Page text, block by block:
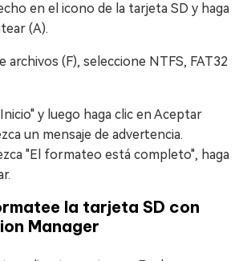
en el icono de la tarjeta SD y haga
(A).
archivos (F), seleccione NTFS, FAT32
y luego haga clic en Aceptar
un mensaje de advertencia.
"El formateo está completo", haga
la tarjeta SD con
Manager